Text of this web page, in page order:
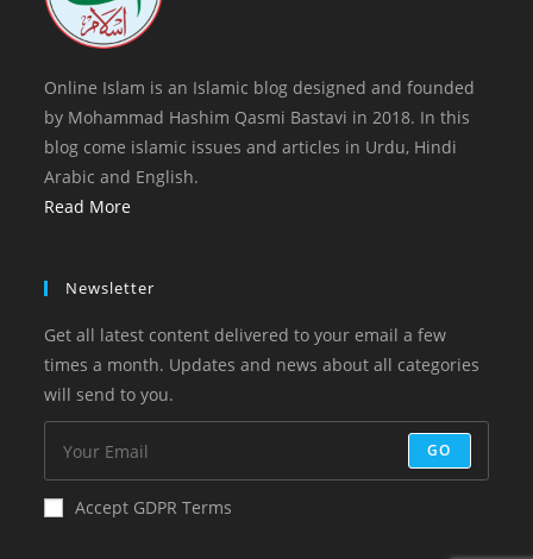
Online Islam is an Islamic blog designed and founded
by Mohammad Hashim Qasmi Bastavi in 2018. In this
blog come islamic issues and articles in Urdu, Hindi
Arabic and English.
Read More
Newsletter
Get all latest content delivered to your email a few
times a month. Updates and news about all categories
will send to you.
GO
Accept GDPR Terms